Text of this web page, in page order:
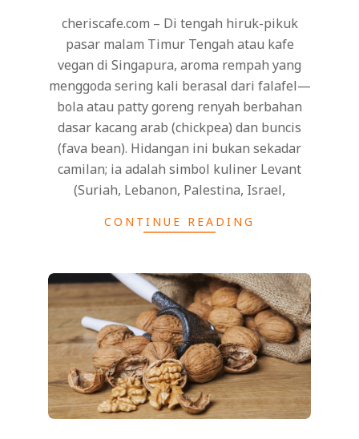
cheriscafe.com – Di tengah hiruk-pikuk
pasar malam Timur Tengah atau kafe
vegan di Singapura, aroma rempah yang
menggoda sering kali berasal dari falafel—
bola atau patty goreng renyah berbahan
dasar kacang arab (chickpea) dan buncis
(fava bean). Hidangan ini bukan sekadar
camilan; ia adalah simbol kuliner Levant
(Suriah, Lebanon, Palestina, Israel,
CONTINUE READING